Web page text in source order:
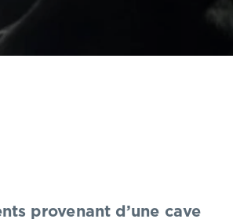
provenant d’une cave